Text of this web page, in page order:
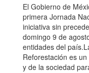
El Gobierno de
primera Jornada
iniciativa sin
domingo 9 de
entidades del
Reforestación es
y de la sociedad